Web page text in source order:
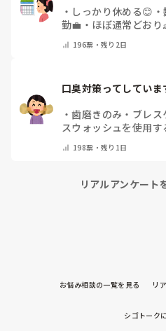
・ しっかり休める😊 ・
勤💼 ・ ほぼ通常どおり
196票・残り2日
口臭対策ってしていま
・歯磨きのみ ・ ブレス
スウォッシュを使用す
の他(コメントで教えて
198票・残り1日
リアルアンケート
お悩み相談の一覧を見る リ
シゴトーク